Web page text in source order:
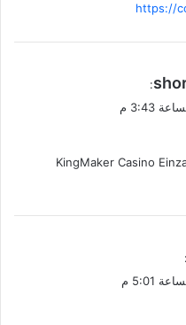
https://
:
KingMaker Casino
: